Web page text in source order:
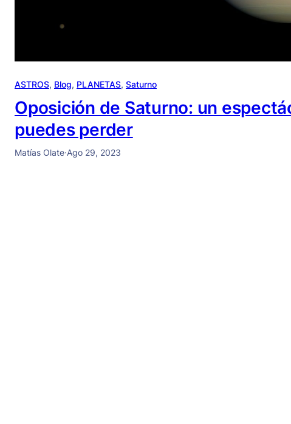
ASTROS, Blog, PLANETAS, Saturno
Oposición de Saturno: un
puedes perder
Matías Olate·Ago 29, 2023